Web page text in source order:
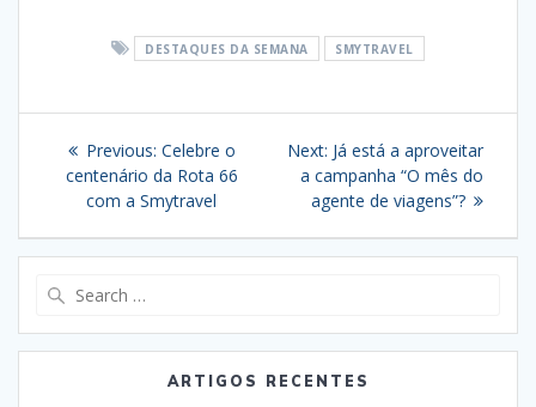
DESTAQUES DA SEMANA SMYTRAVEL
Navegação
artigos
Previous: Previous
post:
Celebre o
centenário da Rota 66
com a Smytravel
Next: Next
post:
Já está a aproveitar
a campanha “O mês do
agente de viagens”?
ARTIGOS RECENTES